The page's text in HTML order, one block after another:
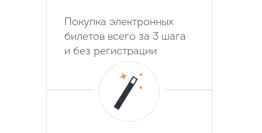
Покупка электронных
билетов всего за 3 шага
и без регистрации